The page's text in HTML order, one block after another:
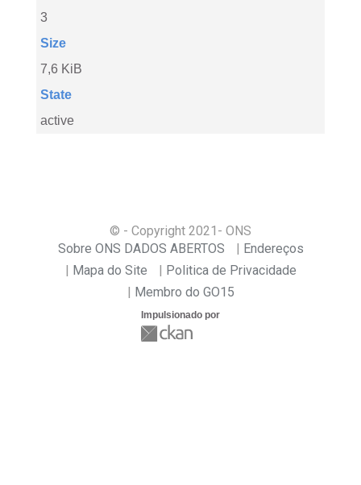
3
Size
7,6 KiB
State
active
© - Copyright 2021 - ONS
Sobre ONS DADOS ABERTOS
Endereços
Mapa do Site
Politica de Privacidade
Membro do GO15
Impulsionado por